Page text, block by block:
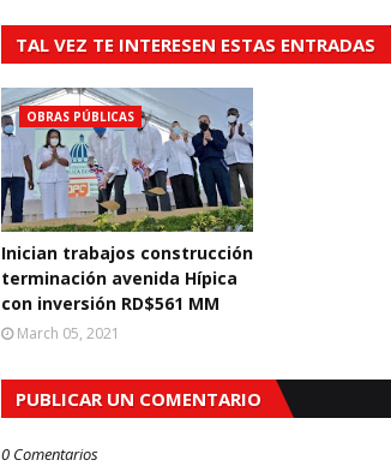
TAL VEZ TE INTERESEN ESTAS ENTRADAS
OBRAS PÚBLICAS
Inician trabajos construcción
terminación avenida Hípica
con inversión RD$561 MM
March 05, 2021
PUBLICAR UN COMENTARIO
0 Comentarios